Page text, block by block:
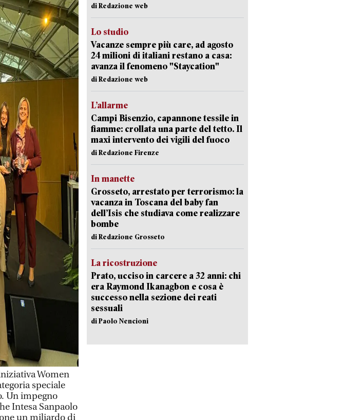
Women
speciale
Un impegno
Intesa Sanpaolo
un miliardo di
di Redazione web
Lo studio
Vacanze sempre più care, ad agosto
24 milioni di italiani restano a casa:
avanza il fenomeno "Staycation"
di Redazione web
L’allarme
Campi Bisenzio, capannone tessile in
fiamme: crollata una parte del tetto. Il
maxi intervento dei vigili del fuoco
di Redazione Firenze
In manette
Grosseto, arrestato per terrorismo: la
vacanza in Toscana del baby fan
dell’Isis che studiava come realizzare
bombe
di Redazione Grosseto
La ricostruzione
Prato, ucciso in carcere a 32 anni: chi
era Raymond Ikanagbon e cosa è
successo nella sezione dei reati
sessuali
di Paolo Nencioni